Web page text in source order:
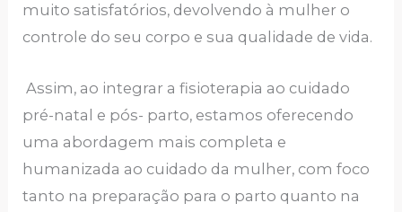
muito satisfatórios, devolvendo à mulher o
controle do seu corpo e sua qualidade de vida.
Assim, ao integrar a fisioterapia ao cuidado
pré-natal e pós- parto, estamos oferecendo
uma abordagem mais completa e
humanizada ao cuidado da mulher, com foco
tanto na preparação para o parto quanto na